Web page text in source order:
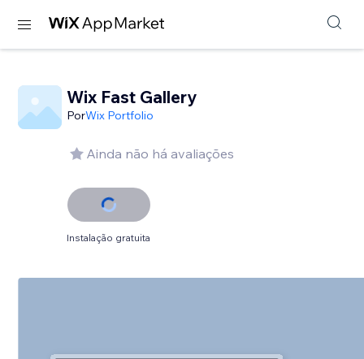
Wix Fast Gallery
PorWix Portfolio
Ainda não há avaliações
Instalação gratuita